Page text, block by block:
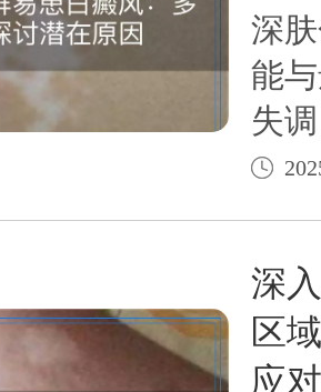
深
能
失
素
因
原
康
防
深
区
应